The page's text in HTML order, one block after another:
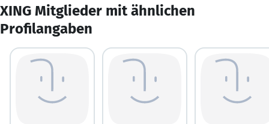
XING Mitglieder mit ähnlichen
Profilangaben